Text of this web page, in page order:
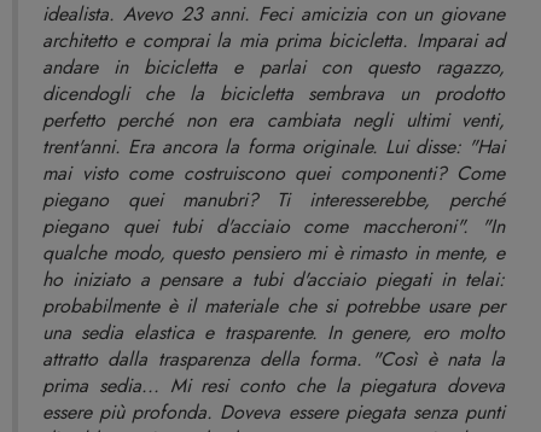
idealista. Avevo 23 anni. Feci amicizia con un giovane
architetto e comprai la mia prima bicicletta. Imparai ad
andare in bicicletta e parlai con questo ragazzo,
dicendogli che la bicicletta sembrava un prodotto
perfetto perché non era cambiata negli ultimi venti,
trent'anni. Era ancora la forma originale. Lui disse: "Hai
mai visto come costruiscono quei componenti? Come
piegano quei manubri? Ti interesserebbe, perché
piegano quei tubi d'acciaio come maccheroni". "In
qualche modo, questo pensiero mi è rimasto in mente, e
ho iniziato a pensare a tubi d'acciaio piegati in telai:
probabilmente è il materiale che si potrebbe usare per
una sedia elastica e trasparente. In genere, ero molto
attratto dalla trasparenza della forma. "Così è nata la
prima sedia... Mi resi conto che la piegatura doveva
essere più profonda. Doveva essere piegata senza punti